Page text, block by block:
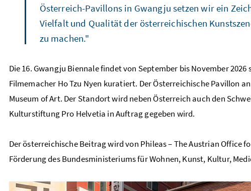
Österreich-Pavillons in Gwangju setzen wir ein
Vielfalt und Qualität der österreichischen
zu machen."
Die 16. Gwangju Biennale findet von September bis November
Filmemacher Ho Tzu Nyen kuratiert. Der Österreichische Pavillon
Museum of Art. Der Standort wird neben Österreich auch den
Kulturstiftung Pro Helvetia in Auftrag gegeben wird.
Der österreichische Beitrag wird von Phileas – The Austrian Office
Förderung des Bundesministeriums für Wohnen, Kunst, Kultur,